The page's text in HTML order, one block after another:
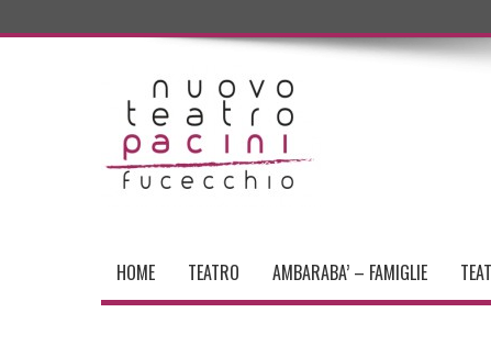
HOME TEATRO AMBARABA’ – FAMIGLIE